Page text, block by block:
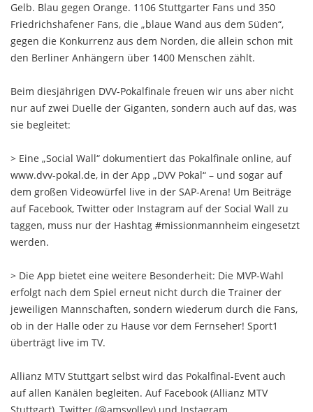
Gelb. Blau gegen Orange. 1106 Stuttgarter Fans und 350
Friedrichshafener Fans, die „blaue Wand aus dem Süden“,
gegen die Konkurrenz aus dem Norden, die allein schon mit
den Berliner Anhängern über 1400 Menschen zählt.
Beim diesjährigen DVV-Pokalfinale freuen wir uns aber nicht
nur auf zwei Duelle der Giganten, sondern auch auf das, was
sie begleitet:
> Eine „Social Wall“ dokumentiert das Pokalfinale online, auf
www.dvv-pokal.de, in der App „DVV Pokal“ – und sogar auf
dem großen Videowürfel live in der SAP-Arena! Um Beiträge
auf Facebook, Twitter oder Instagram auf der Social Wall zu
taggen, muss nur der Hashtag #missionmannheim eingesetzt
werden.
> Die App bietet eine weitere Besonderheit: Die MVP-Wahl
erfolgt nach dem Spiel erneut nicht durch die Trainer der
jeweiligen Mannschaften, sondern wiederum durch die Fans,
ob in der Halle oder zu Hause vor dem Fernseher! Sport1
überträgt live im TV.
Allianz MTV Stuttgart selbst wird das Pokalfinal-Event auch
auf allen Kanälen begleiten. Auf Facebook (Allianz MTV